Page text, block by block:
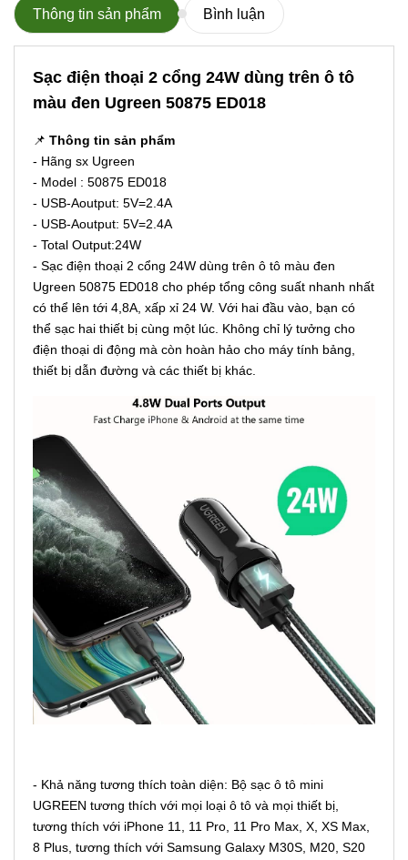
Thông tin sản phẩm Bình luận
Sạc điện thoại 2 cổng 24W dùng trên ô tô
màu đen Ugreen 50875 ED018
📌 Thông tin sản phẩm
- Hãng sx Ugreen
- Model : 50875 ED018
- USB-Aoutput: 5V=2.4A
- USB-Aoutput: 5V=2.4A
- Total Output:24W
- Sạc điện thoại 2 cổng 24W dùng trên ô tô màu đen
Ugreen 50875 ED018 cho phép tổng công suất nhanh nhất
có thể lên tới 4,8A, xấp xỉ 24 W. Với hai đầu vào, bạn có
thể sạc hai thiết bị cùng một lúc. Không chỉ lý tưởng cho
điện thoại di động mà còn hoàn hảo cho máy tính bảng,
thiết bị dẫn đường và các thiết bị khác.
- Khả năng tương thích toàn diện: Bộ sạc ô tô mini
UGREEN tương thích với mọi loại ô tô và mọi thiết bị,
tương thích với iPhone 11, 11 Pro, 11 Pro Max, X, XS Max,
8 Plus, tương thích với Samsung Galaxy M30S, M20, S20